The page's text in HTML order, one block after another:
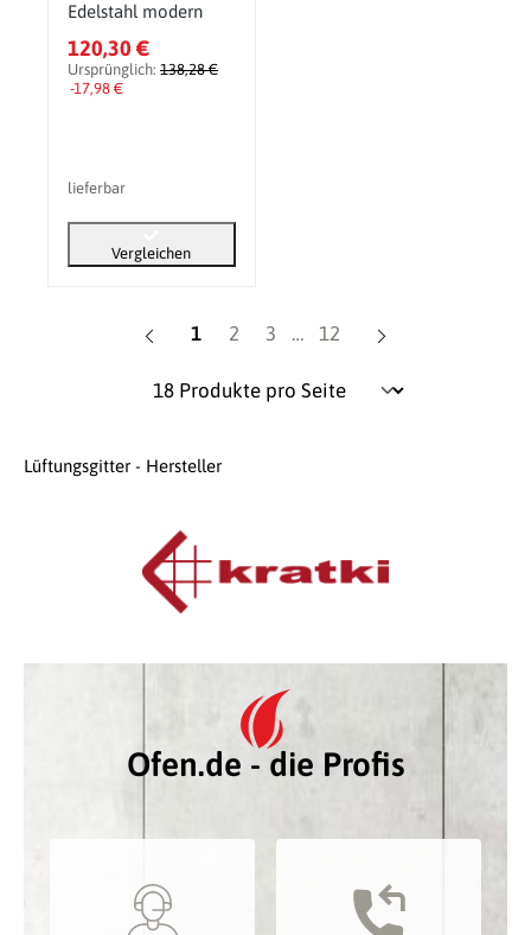
Edelstahl modern
120,30 €
Ursprünglich: 138,28 €
-17,98 €
lieferbar
Vergleichen
Seite
1 Seite
2 Seite
3 … Seite
12
Lüftungsgitter - Hersteller
Ofen.de - die Profis